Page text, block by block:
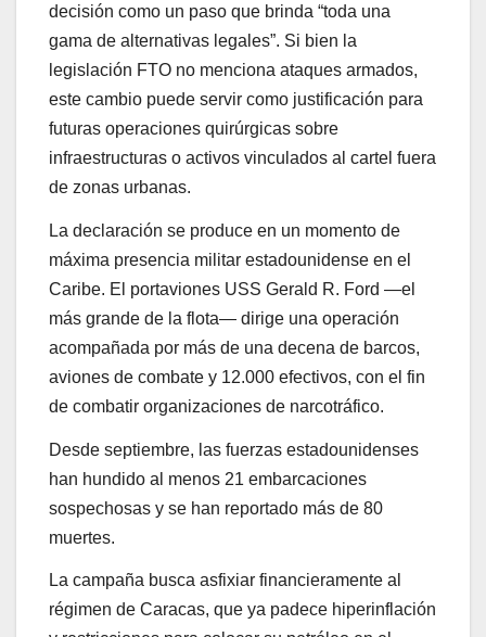
decisión como un paso que brinda “toda una
gama de alternativas legales”. Si bien la
legislación FTO no menciona ataques armados,
este cambio puede servir como justificación para
futuras operaciones quirúrgicas sobre
infraestructuras o activos vinculados al cartel fuera
de zonas urbanas.
La declaración se produce en un momento de
máxima presencia militar estadounidense en el
Caribe. El portaviones USS Gerald R. Ford —el
más grande de la flota— dirige una operación
acompañada por más de una decena de barcos,
aviones de combate y 12.000 efectivos, con el fin
de combatir organizaciones de narcotráfico.
Desde septiembre, las fuerzas estadounidenses
han hundido al menos 21 embarcaciones
sospechosas y se han reportado más de 80
muertes.
La campaña busca asfixiar financieramente al
régimen de Caracas, que ya padece hiperinflación